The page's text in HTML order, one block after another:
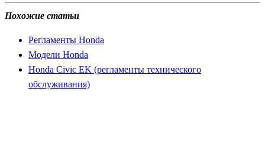
Похожие статьи
Регламенты Honda
Модели Honda
Honda Civic EK (регламенты технического
обслуживания)